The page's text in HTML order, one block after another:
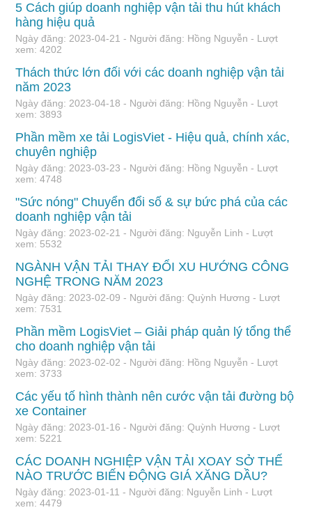
5 Cách giúp doanh nghiệp vận tải thu hút khách
hàng hiệu quả
Ngày đăng: 2023-04-21 - Người đăng: Hồng Nguyễn - Lượt
xem: 4202
Thách thức lớn đối với các doanh nghiệp vận tải
năm 2023
Ngày đăng: 2023-04-18 - Người đăng: Hồng Nguyễn - Lượt
xem: 3893
Phần mềm xe tải LogisViet - Hiệu quả, chính xác,
chuyên nghiệp
Ngày đăng: 2023-03-23 - Người đăng: Hồng Nguyễn - Lượt
xem: 4748
"Sức nóng" Chuyển đổi số & sự bức phá của các
doanh nghiệp vận tải
Ngày đăng: 2023-02-21 - Người đăng: Nguyễn Linh - Lượt
xem: 5532
NGÀNH VẬN TẢI THAY ĐỔI XU HƯỚNG CÔNG
NGHỆ TRONG NĂM 2023
Ngày đăng: 2023-02-09 - Người đăng: Quỳnh Hương - Lượt
xem: 7531
Phần mềm LogisViet – Giải pháp quản lý tổng thể
cho doanh nghiệp vận tải
Ngày đăng: 2023-02-02 - Người đăng: Hồng Nguyễn - Lượt
xem: 3733
Các yếu tố hình thành nên cước vận tải đường bộ
xe Container
Ngày đăng: 2023-01-16 - Người đăng: Quỳnh Hương - Lượt
xem: 5221
CÁC DOANH NGHIỆP VẬN TẢI XOAY SỞ THẾ
NÀO TRƯỚC BIẾN ĐỘNG GIÁ XĂNG DẦU?
Ngày đăng: 2023-01-11 - Người đăng: Nguyễn Linh - Lượt
xem: 4479